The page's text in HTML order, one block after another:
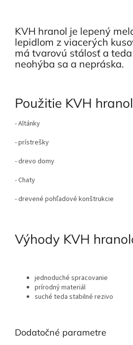
KVH hranol je lepený
lepidlom z viacerých
má tvarovú stálosť a
neohýba sa a nepráska.
Použitie KVH
- Altánky
- prístrešky
- drevo domy
- Chaty
- drevené pohľadové konštrukcie
Výhody KVH
jednoduché spracovanie
prírodný materiál
suché teda stabilné rezivo
Dodatočné parametre